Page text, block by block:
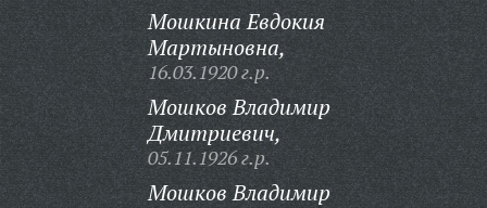
Мошкина Евдокия
Мартыновна,
16.03.1920 г.р.
Мошков Владимир
Дмитриевич,
05.11.1926 г.р.
Мошков Владимир